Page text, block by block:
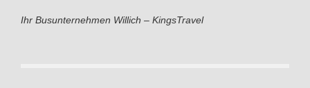
Ihr Busunternehmen Willich – KingsTravel